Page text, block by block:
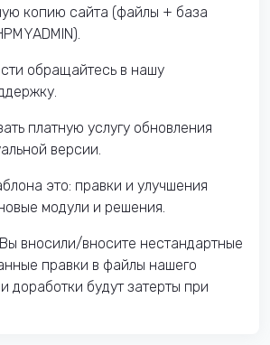
копию сайта (файлы + база
обращайтесь в нашу
платную услугу обновления
версии.
это: правки и улучшения
модули и решения.
вносили/вносите нестандартные
правки в файлы нашего
доработки будут затерты при